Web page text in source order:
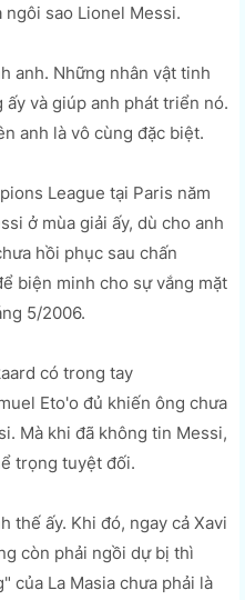
sao Lionel Messi.
anh. Những nhân vật tinh
và giúp anh phát triển nó.
anh là vô cùng đặc biệt.
League tại Paris năm
ở mùa giải ấy, dù cho anh
hồi phục sau chấn
biện minh cho sự vắng mặt
5/2006.
có trong tay
Eto'o đủ khiến ông chưa
Mà khi đã không tin Messi,
trọng tuyệt đối.
thế ấy. Khi đó, ngay cả Xavi
còn phải ngồi dự bị thì
của La Masia chưa phải là